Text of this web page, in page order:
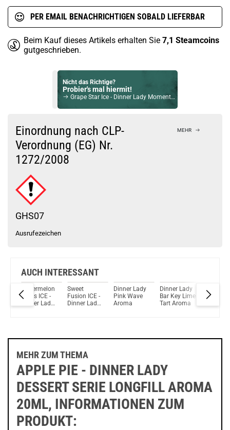
PER EMAIL BENACHRICHTIGEN SOBALD LIEFERBAR
Beim Kauf dieses Artikels erhalten Sie 7,1 Steamcoins
gutgeschrieben.
Nicht das Richtige?
Probier's mal hiermit!
Grape Star Ice - Dinner Lady Moments Longfill Aroma 20ml
Check das mal!
Banana Beach 10ml Longfill Aroma by Bad Candy
Du willst Kröten sparen?
Schau mal hier!
Einordnung nach CLP-
Verordnung (EG) Nr.
1272/2008
MEHR
GHS07
Ausrufezeichen
AUCH INTERESSANT
Watermelon
Slices ICE -
Dinner Lady
Sweet
Fusion ICE -
Dinner Lady
Dinner Lady
Pink Wave
Aroma
Dinner Lady
Bar Key Lime
Tart Aroma
Dinner
Lemon
MEHR ZUM THEMA
APPLE PIE - DINNER LADY
DESSERT SERIE LONGFILL AROMA
20ML, INFORMATIONEN ZUM
PRODUKT: